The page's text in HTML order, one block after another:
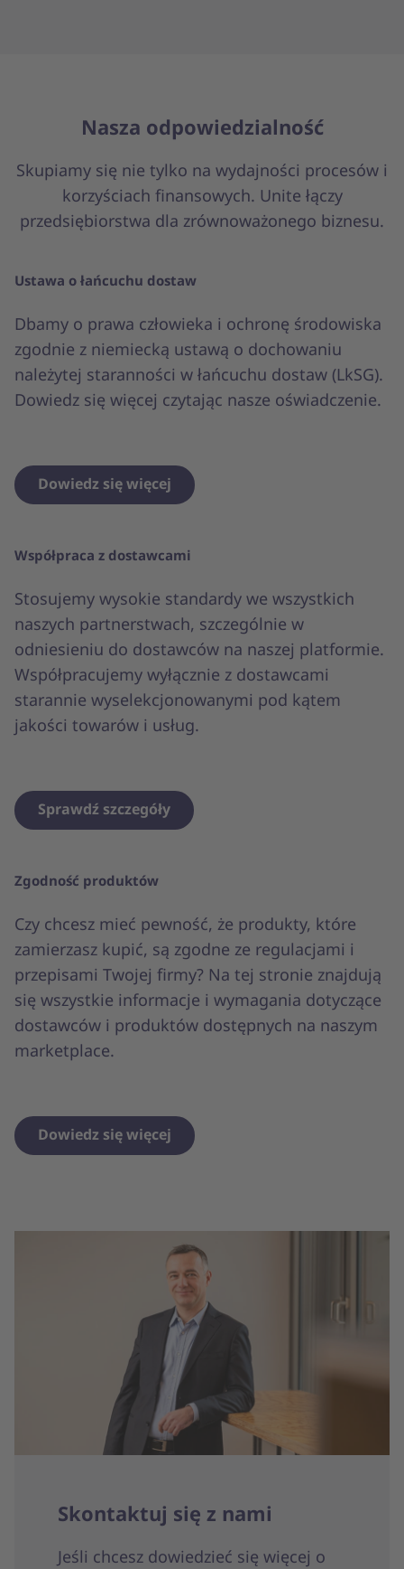
Nasza odpowiedzialność
Skupiamy się nie tylko na wydajności procesów i
korzyściach finansowych. Unite łączy
przedsiębiorstwa dla zrównoważonego biznesu.
Ustawa o łańcuchu dostaw
Dbamy o prawa człowieka i ochronę środowiska
zgodnie z niemiecką ustawą o dochowaniu
należytej staranności w łańcuchu dostaw (LkSG).
Dowiedz się więcej czytając nasze oświadczenie.
Dowiedz się więcej
Współpraca z dostawcami
Stosujemy wysokie standardy we wszystkich
naszych partnerstwach, szczególnie w
odniesieniu do dostawców na naszej platformie.
Współpracujemy wyłącznie z dostawcami
starannie wyselekcjonowanymi pod kątem
jakości towarów i usług.
Sprawdź szczegóły
Zgodność produktów
Czy chcesz mieć pewność, że produkty, które
zamierzasz kupić, są zgodne ze regulacjami i
przepisami Twojej firmy? Na tej stronie znajdują
się wszystkie informacje i wymagania dotyczące
dostawców i produktów dostępnych na naszym
marketplace.
Dowiedz się więcej
Skontaktuj się z nami
Jeśli chcesz dowiedzieć się więcej o